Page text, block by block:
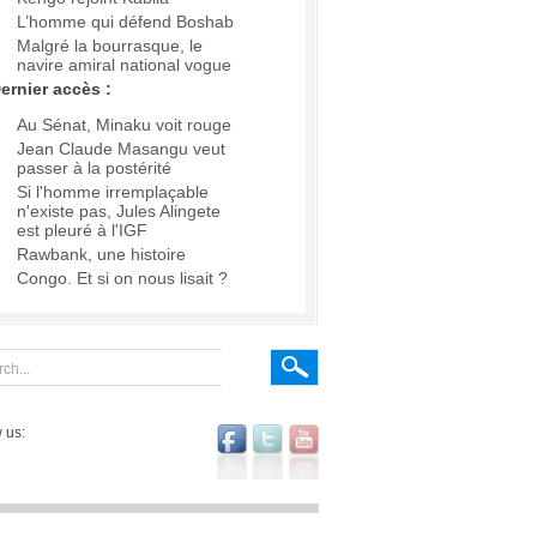
L’homme qui défend Boshab
Malgré la bourrasque, le
navire amiral national vogue
accès :
Au Sénat, Minaku voit rouge
Jean Claude Masangu veut
passer à la postérité
Si l'homme irremplaçable
n'existe pas, Jules Alingete
est pleuré à l'IGF
Rawbank, une histoire
Congo. Et si on nous lisait ?
us: